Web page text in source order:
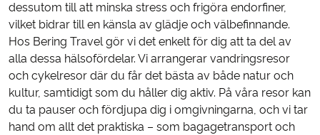
dessutom till att minska stress och frigöra endorfiner,
vilket bidrar till en känsla av glädje och välbefinnande.
Hos Bering Travel gör vi det enkelt för dig att ta del av
alla dessa hälsofördelar. Vi arrangerar vandringsresor
och cykelresor där du får det bästa av både natur och
kultur, samtidigt som du håller dig aktiv. På våra resor kan
du ta pauser och fördjupa dig i omgivningarna, och vi tar
hand om allt det praktiska – som bagagetransport och